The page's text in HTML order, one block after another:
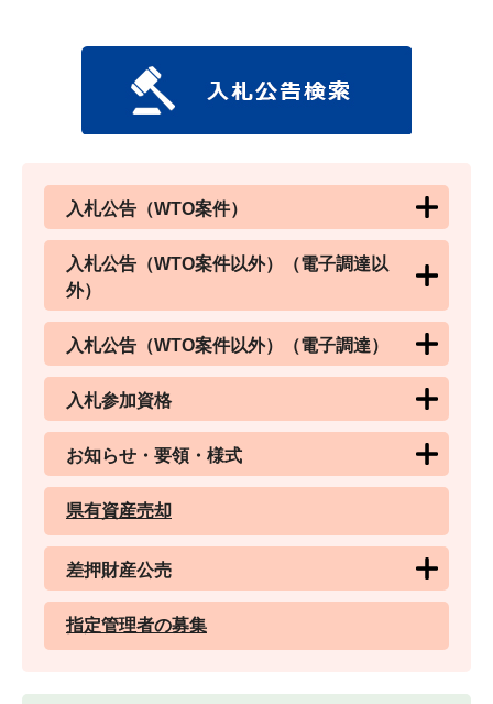
入札公告（WTO案件）
入札公告（WTO案件以外）（電子調達以
外）
入札公告（WTO案件以外）（電子調達）
入札参加資格
お知らせ・要領・様式
県有資産売却
差押財産公売
指定管理者の募集